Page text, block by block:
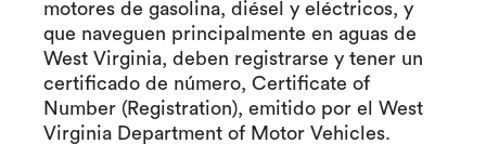
motores de gasolina, diésel y eléctricos, y
que naveguen principalmente en aguas de
West Virginia, deben registrarse y tener un
certificado de número, Certificate of
Number (Registration), emitido por el West
Virginia Department of Motor Vehicles.